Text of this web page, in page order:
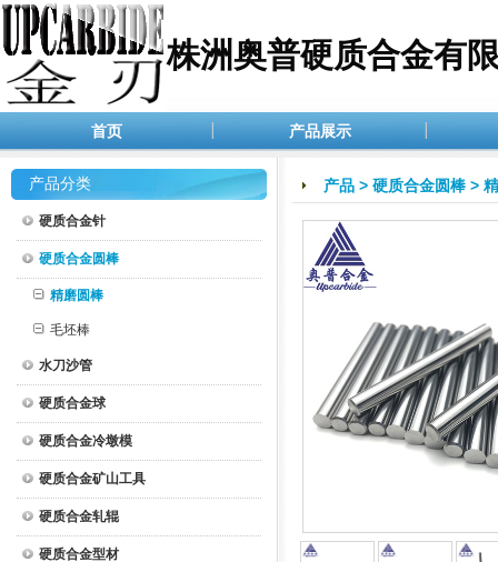
株洲奥普硬质合金有
首页 产品展示
产品分类
硬质合金针
硬质合金圆棒
精磨圆棒
毛坯棒
水刀沙管
硬质合金球
硬质合金冷墩模
硬质合金矿山工具
硬质合金轧辊
硬质合金型材
产品 > 硬质合金圆棒 >